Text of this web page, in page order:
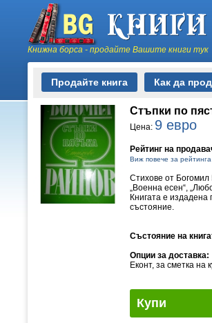
Книжна борса - продайте Вашите книги тук
Продайте книга Как да
Стъпки по
Цена: 9 евро
Рейтинг на
Виж повече за
Стихове от Богомил
„Военна есен“,
Книгата е
състояние.
Състояние на
Опции за доставка:
Еконт, за сметка на
Купи